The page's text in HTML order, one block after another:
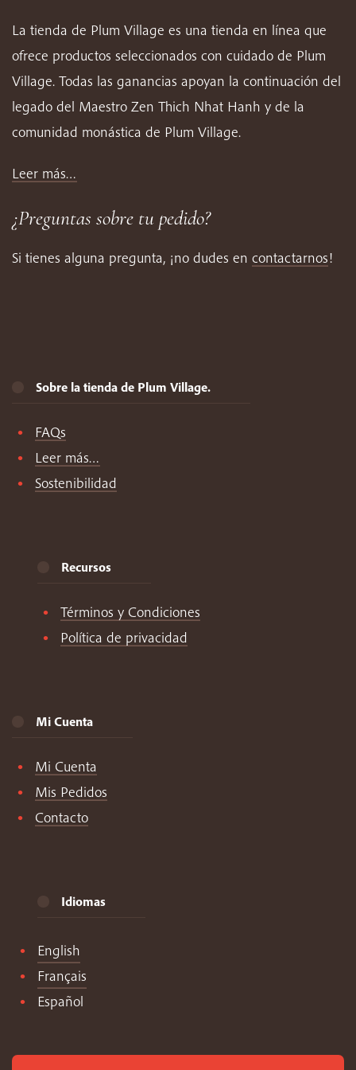
La tienda de Plum Village es una tienda en línea que
ofrece productos seleccionados con cuidado de Plum
Village. Todas las ganancias apoyan la continuación del
legado del Maestro Zen Thich Nhat Hanh y de la
comunidad monástica de Plum Village.
Leer más…
¿Preguntas sobre tu pedido?
Si tienes alguna pregunta, ¡no dudes en contactarnos!
Sobre la tienda de Plum Village.
FAQs
Leer más…
Sostenibilidad
Recursos
Términos y Condiciones
Política de privacidad
Mi Cuenta
Mi Cuenta
Mis Pedidos
Contacto
Idiomas
English
Français
Español